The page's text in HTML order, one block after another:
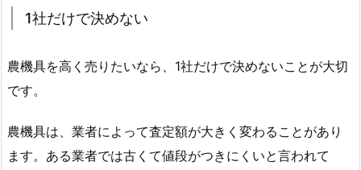
1社だけで決めない
農機具を高く売りたいなら、1社だけで決めないことが大切
です。
農機具は、業者によって査定額が大きく変わることがあり
ます。ある業者では古くて値段がつきにくいと言われて